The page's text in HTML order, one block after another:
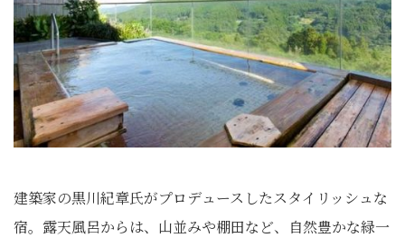
建築家の黒川紀章氏がプロデュースしたスタイリッシュな
宿。露天風呂からは、山並みや棚田など、自然豊かな緑一